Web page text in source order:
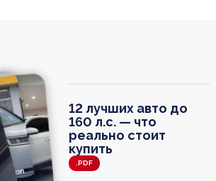
12 лучших авто до
160 л.с. — что
реально стоит
купить
.PDF